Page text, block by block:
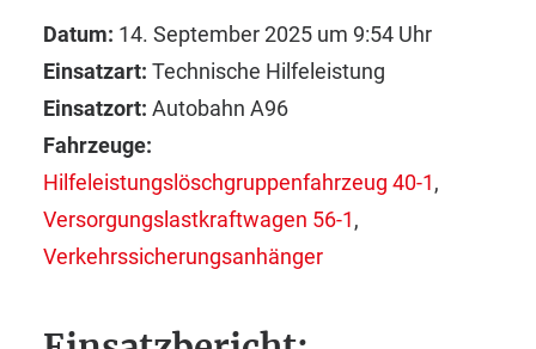
Datum: 14. September 2025 um 9:54 Uhr
Einsatzart: Technische Hilfeleistung
Einsatzort: Autobahn A96
Fahrzeuge:
Hilfeleistungslöschgruppenfahrzeug 40-1,
Versorgungslastkraftwagen 56-1,
Verkehrssicherungsanhänger